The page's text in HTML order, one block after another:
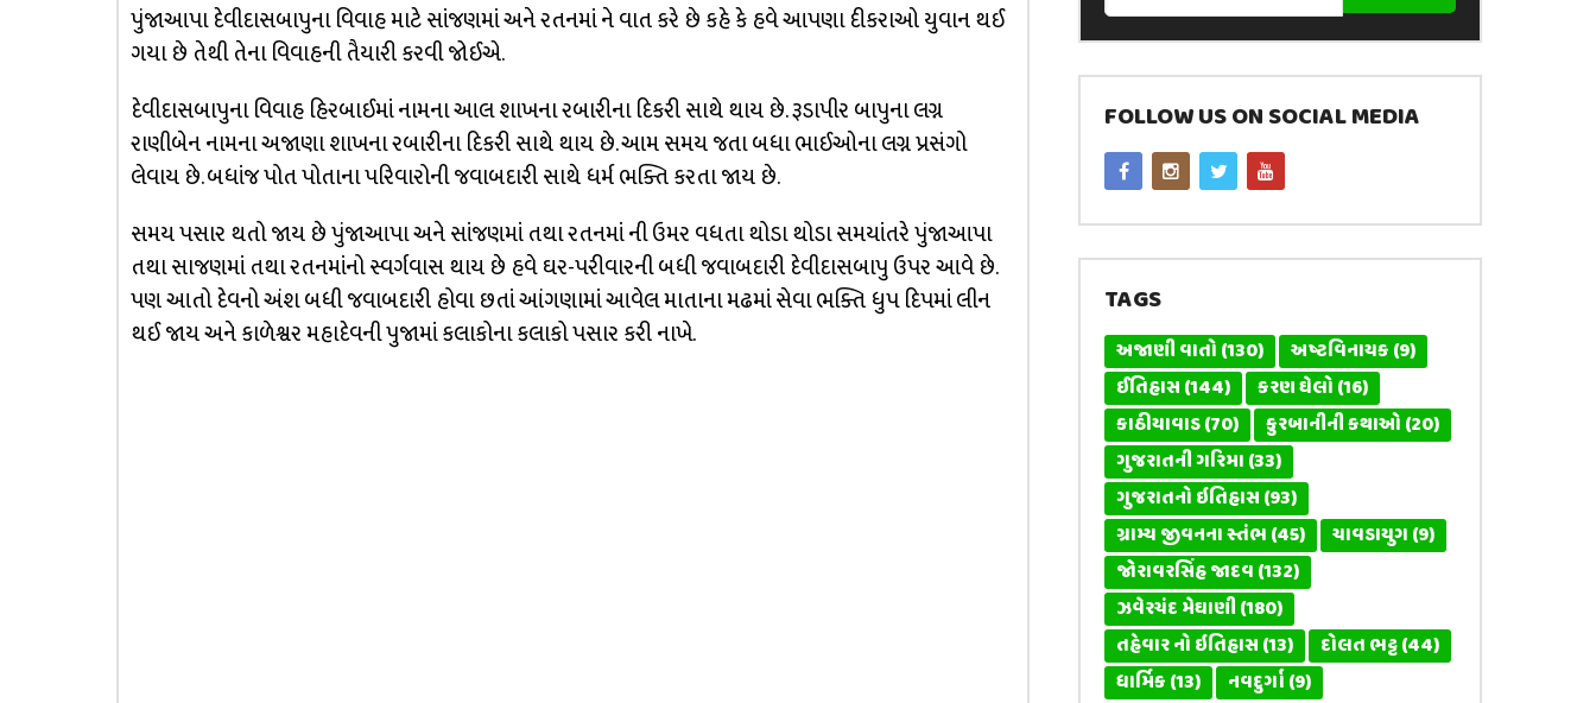
પુંજાઆપા દેવીદાસબાપુના વિવાહ માટે સાંજણમાં અને રતનમાં ને વાત કરે છે કહે કે હવે આપણા દીકરાઓ યુવાન થઈ
ગયા છે તેથી તેના વિવાહની તૈયારી કરવી જોઈએ.
દેવીદાસબાપુના વિવાહ હિરબાઈમાં નામના આલ શાખના રબારીના દિકરી સાથે થાય છે. રૂડાપીર બાપુના લગ્ન
રાણીબેન નામના અજાણા શાખના રબારીના દિકરી સાથે થાય છે. આમ સમય જતા બધા ભાઈઓના લગ્ન પ્રસંગો
લેવાય છે. બધાંજ પોત પોતાના પરિવારોની જવાબદારી સાથે ધર્મ ભક્તિ કરતા જાય છે.
સમય પસાર થતો જાય છે પુંજાઆપા અને સાંજણમાં તથા રતનમાં ની ઉમર વધતા થોડા થોડા સમયાંતરે પુંજાઆપા
તથા સાજણમાં તથા રતનમાંનો સ્વર્ગવાસ થાય છે હવે ઘર-પરીવારની બધી જવાબદારી દેવીદાસબાપુ ઉપર આવે છે.
પણ આતો દેવનો અંશ બધી જવાબદારી હોવા છતાં આંગણામાં આવેલ માતાના મઢમાં સેવા ભક્તિ ધુપ દિપમાં લીન
થઈ જાય અને કાળેશ્વર મહાદેવની પુજામાં કલાકોના કલાકો પસાર કરી નાખે.
FOLLOW US ON SOCIAL MEDIA
TAGS
અજાણી વાતો(130) અષ્ટવિનાયક(9)
ઈતિહાસ(144) કરણ ઘેલો(16)
કાઠીયાવાડ(70) કુરબાનીની કથાઓ(20)
ગુજરાતની ગરિમા(33)
ગુજરાતનો ઇતિહાસ(93)
ગ્રામ્ય જીવનના સ્તંભ(45) ચાવડાયુગ(9)
જોરાવરસિંહ જાદવ(132)
ઝવેરચંદ મેઘાણી(180)
તહેવાર નો ઇતિહાસ(13) દોલત ભટ્ટ(44)
ધાર્મિક(13) નવદુર્ગા(9)